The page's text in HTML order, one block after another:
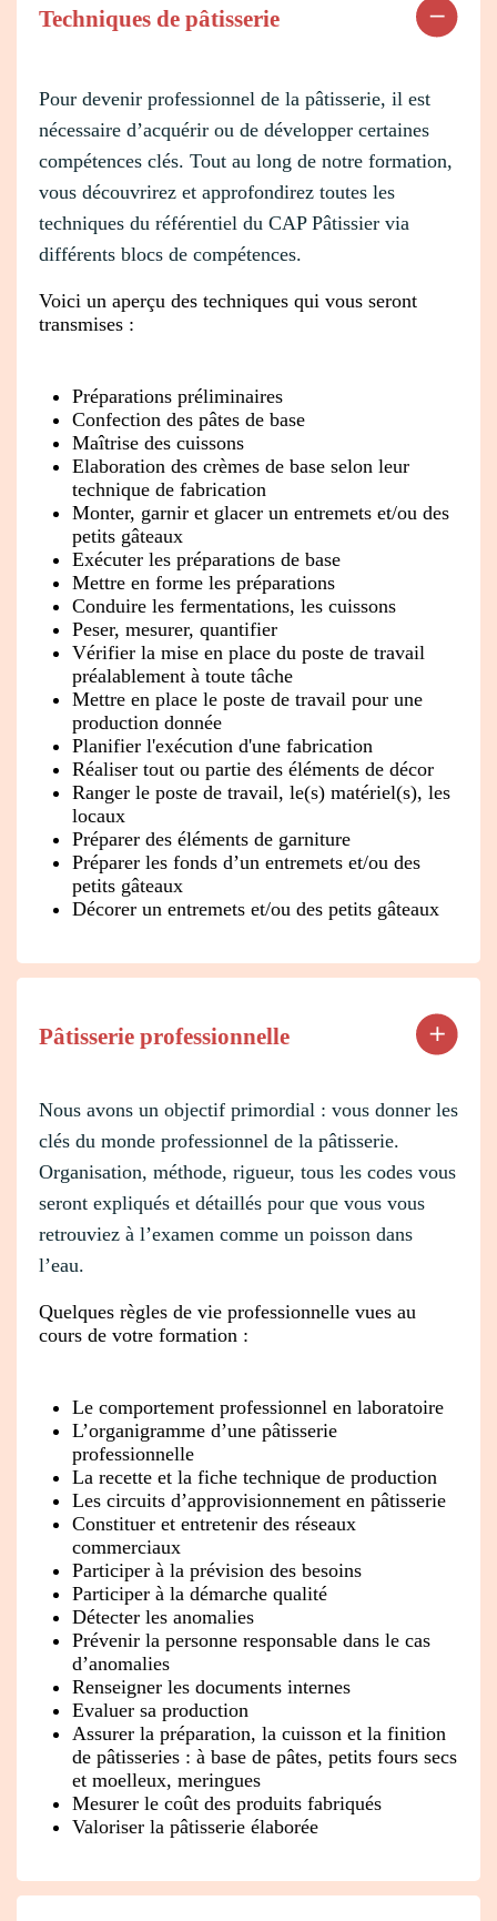
Techniques de pâtisserie
Pour devenir professionnel de la pâtisserie, il est
nécessaire d’acquérir ou de développer certaines
compétences clés. Tout au long de notre formation,
vous découvrirez et approfondirez toutes les
techniques du référentiel du CAP Pâtissier via
différents blocs de compétences.
Voici un aperçu des techniques qui vous seront
transmises :
Préparations préliminaires
Confection des pâtes de base
Maîtrise des cuissons
Elaboration des crèmes de base selon leur
technique de fabrication
Monter, garnir et glacer un entremets et/ou des
petits gâteaux
Exécuter les préparations de base
Mettre en forme les préparations
Conduire les fermentations, les cuissons
Peser, mesurer, quantifier
Vérifier la mise en place du poste de travail
préalablement à toute tâche
Mettre en place le poste de travail pour une
production donnée
Planifier l'exécution d'une fabrication
Réaliser tout ou partie des éléments de décor
Ranger le poste de travail, le(s) matériel(s), les
locaux
Préparer des éléments de garniture
Préparer les fonds d’un entremets et/ou des
petits gâteaux
Décorer un entremets et/ou des petits gâteaux
Pâtisserie professionnelle
Nous avons un objectif primordial : vous donner les
clés du monde professionnel de la pâtisserie.
Organisation, méthode, rigueur, tous les codes vous
seront expliqués et détaillés pour que vous vous
retrouviez à l’examen comme un poisson dans
l’eau.
Quelques règles de vie professionnelle vues au
cours de votre formation :
Le comportement professionnel en laboratoire
L’organigramme d’une pâtisserie
professionnelle
La recette et la fiche technique de production
Les circuits d’approvisionnement en pâtisserie
Constituer et entretenir des réseaux
commerciaux
Participer à la prévision des besoins
Participer à la démarche qualité
Détecter les anomalies
Prévenir la personne responsable dans le cas
d’anomalies
Renseigner les documents internes
Evaluer sa production
Assurer la préparation, la cuisson et la finition
de pâtisseries : à base de pâtes, petits fours secs
et moelleux, meringues
Mesurer le coût des produits fabriqués
Valoriser la pâtisserie élaborée